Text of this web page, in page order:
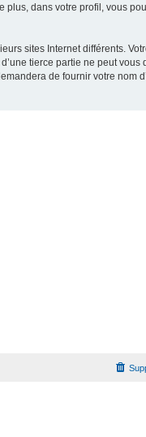
dans votre profil, vous
sites Internet différents.
tierce partie ne peut
de fournir votre nom